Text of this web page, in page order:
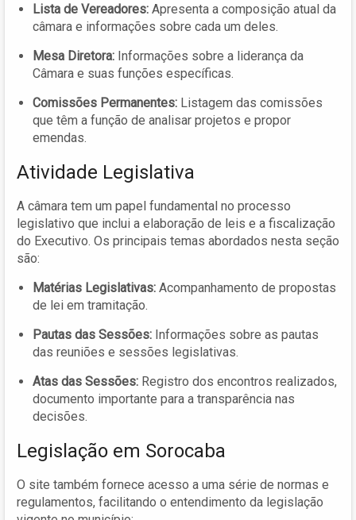
Lista de Vereadores: Apresenta a composição atual da
câmara e informações sobre cada um deles.
Mesa Diretora: Informações sobre a liderança da
Câmara e suas funções específicas.
Comissões Permanentes: Listagem das comissões
que têm a função de analisar projetos e propor
emendas.
Atividade Legislativa
A câmara tem um papel fundamental no processo
legislativo que inclui a elaboração de leis e a fiscalização
do Executivo. Os principais temas abordados nesta seção
são:
Matérias Legislativas: Acompanhamento de propostas
de lei em tramitação.
Pautas das Sessões: Informações sobre as pautas
das reuniões e sessões legislativas.
Atas das Sessões: Registro dos encontros realizados,
documento importante para a transparência nas
decisões.
Legislação em Sorocaba
O site também fornece acesso a uma série de normas e
regulamentos, facilitando o entendimento da legislação